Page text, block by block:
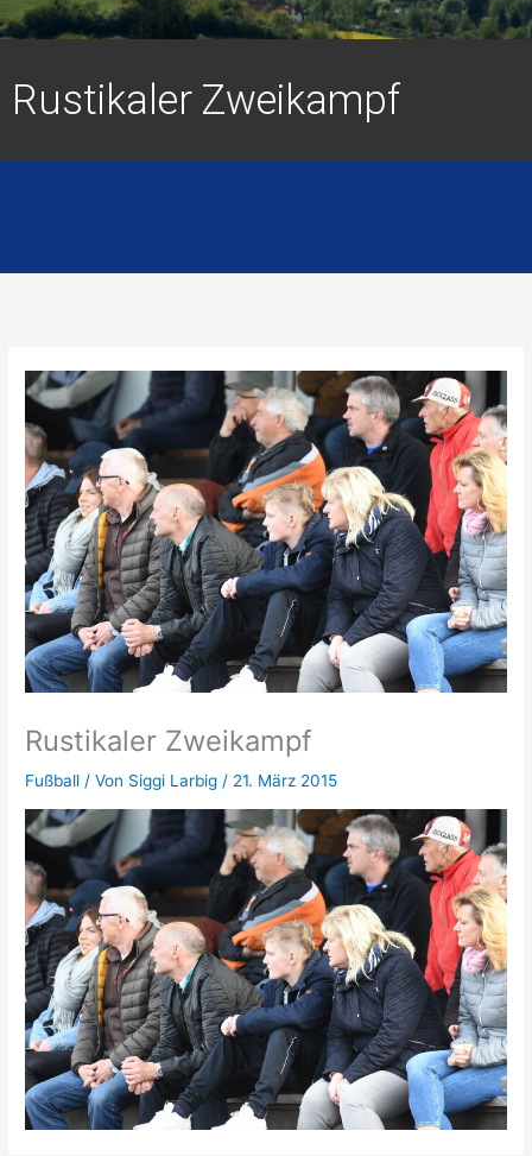
Rustikaler Zweikampf
Rustikaler Zweikampf
Fußball / Von Siggi Larbig/ 21. März 2015